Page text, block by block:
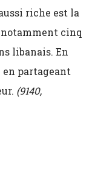
riche est la
cinq
libanais. En
en partageant
(9140,